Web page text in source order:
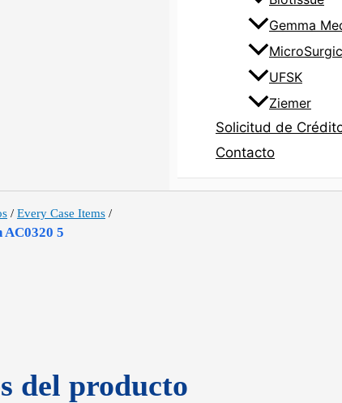
Gemma
UFSK
Ziemer
Solicitud de
Contacto
/ Every Case Items /
AC0320 5
del producto